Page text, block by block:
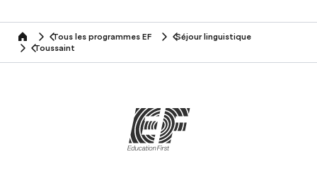
home Tous les programmes EF
Séjour linguistique
Toussaint